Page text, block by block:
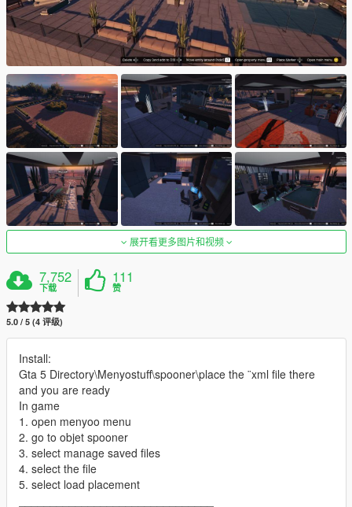
展开看更多图片和视频
7,752
下载
111
赞
5.0 / 5 (4 评级)
Install:
Gta 5 Directory\Menyostuff\spooner\place the ¨xml file there
and you are ready
In game
1. open menyoo menu
2. go to objet spooner
3. select manage saved files
4. select the file
5. select load placement